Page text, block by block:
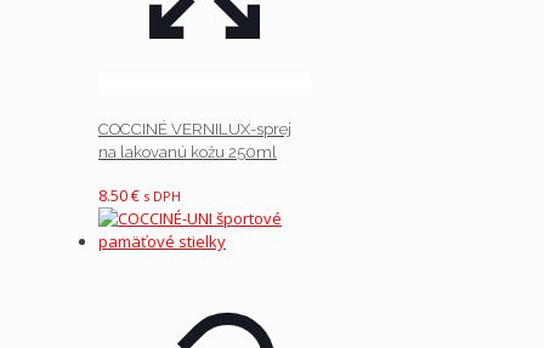
COCCINÉ VERNILUX-sprej
na lakovanú kožu 250ml
8.50€ s DPH